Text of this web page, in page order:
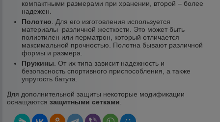
компактными размерами при хранении, второй – более
надежен.
Полотно . Для его изготовления используется
материалы различной жесткости. Это может быть
полиэтилен или перматрон, который отличается
максимальной прочностью. Полотна бывают различной
формы и размера.
Пружины . От их типа зависит надежность и
безопасность спортивного приспособления, а также
упругость батута.
Для дополнительной защиты некоторые модификации
оснащаютсязащитными сетками